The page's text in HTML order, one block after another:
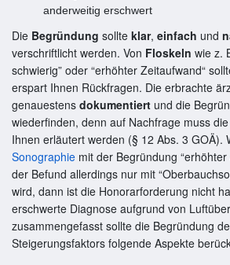
anderweitig erschwert
Die Begründung sollte klar, einfach und
verschriftlicht werden. Von Floskeln wie z.
schwierig” oder “erhöhter Zeitaufwand“
erspart Ihnen Rückfragen. Die erbrachte
genauestens dokumentiert und die
wiederfinden, denn auf Nachfrage muss
Ihnen erläutert werden (§ 12 Abs. 3 GOÄ).
Sonographie mit der Begründung
der Befund allerdings nur mit
wird, dann ist die Honorarforderung nicht
erschwerte Diagnose aufgrund von
zusammengefasst sollte die Begründung
Steigerungsfaktors folgende Aspekte